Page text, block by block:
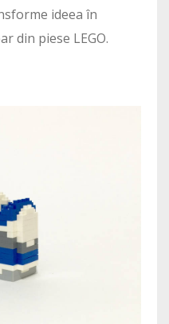
ideea în
din piese LEGO.